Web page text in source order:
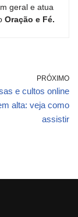
geral e atua
Oração e Fé.
PRÓXIMO
e cultos online
alta: veja como
assistir